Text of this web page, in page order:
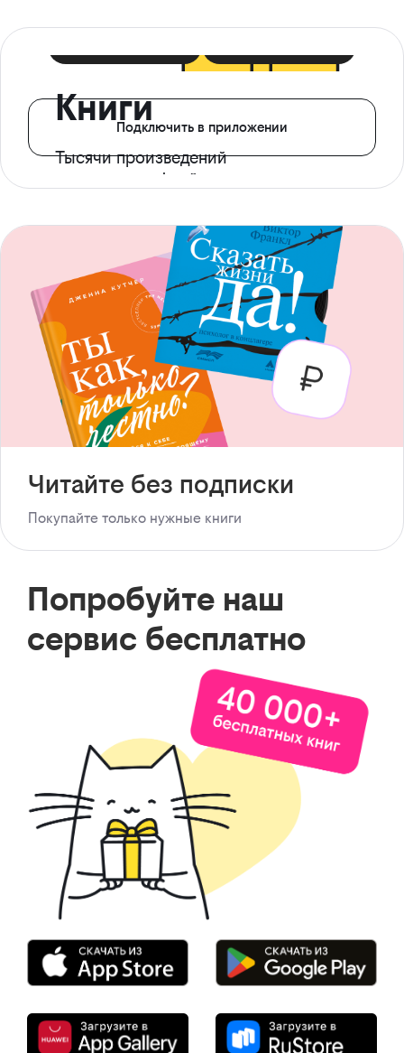
Книги
Тысячи произведений
с доступом офлайн
Подключить в приложении
Читайте без подписки
Покупайте только нужные книги
Попробуйте наш
сервис бесплатно